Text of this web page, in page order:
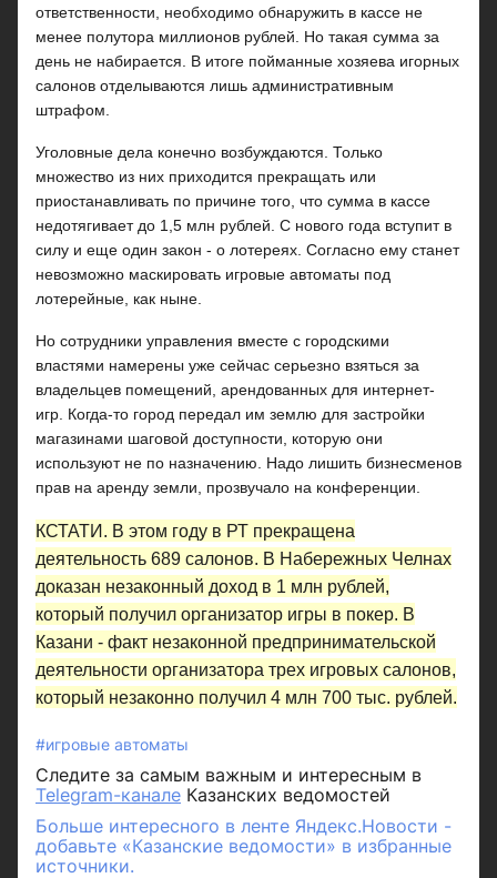
ответственности, необходимо обнаружить в кассе не
менее полутора миллионов рублей. Но такая сумма за
день не набирается. В итоге пойманные хозяева игорных
салонов отделываются лишь административным
штрафом.
Уголовные дела конечно возбуждаются. Только
множество из них приходится прекращать или
приостанавливать по причине того, что сумма в кассе
недотягивает до 1,5 млн рублей. С нового года вступит в
силу и еще один закон - о лотереях. Согласно ему станет
невозможно маскировать игровые автоматы под
лотерейные, как ныне.
Но сотрудники управления вместе с городскими
властями намерены уже сейчас серьезно взяться за
владельцев помещений, арендованных для интернет-
игр. Когда-то город передал им землю для застройки
магазинами шаговой доступности, которую они
используют не по назначению. Надо лишить бизнесменов
прав на аренду земли, прозвучало на конференции.
КСТАТИ. В этом году в РТ прекращена
деятельность 689 салонов. В Набережных Челнах
доказан незаконный доход в 1 млн рублей,
который получил организатор игры в покер. В
Казани - факт незаконной предпринимательской
деятельности организатора трех игровых салонов,
который незаконно получил 4 млн 700 тыс. рублей.
#игровые автоматы
Следите за самым важным и интересным в
Telegram-канале Казанских ведомостей
Больше интересного в ленте Яндекс.Новости -
добавьте «Казанские ведомости» в избранные
источники.